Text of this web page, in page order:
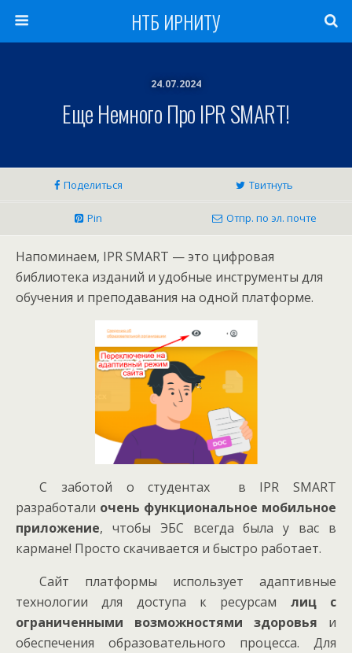
НТБ ИРНИТУ
24.07.2024
Еще Немного Про IPR SMART!
Поделиться Твитнуть
Pin Отпр. по эл. почте
Напоминаем, IPR SMART — это цифровая
библиотека изданий и удобные инструменты для
обучения и преподавания на одной платформе.
С заботой о студентах в IPR SMART
разработали очень функциональное мобильное
приложение, чтобы ЭБС всегда была у вас в
кармане! Просто скачивается и быстро работает.
Сайт платформы использует адаптивные
технологии для доступа к ресурсам лиц с
ограниченными возможностями здоровья и
обеспечения образовательного процесса. Для